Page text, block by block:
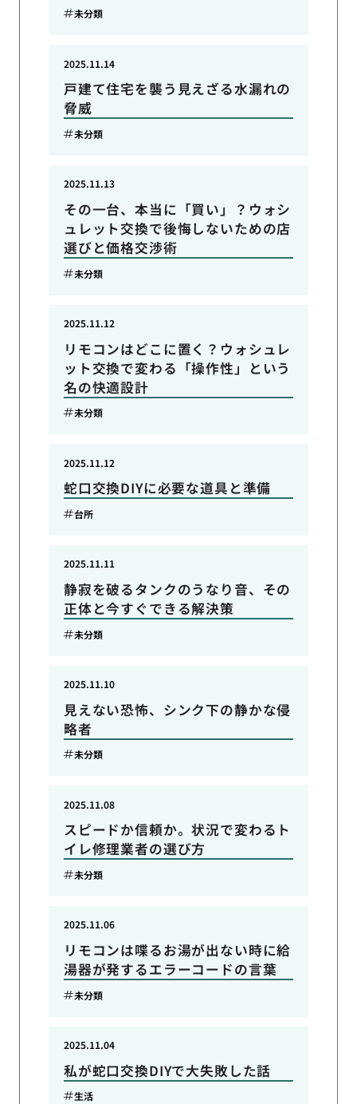
未分類
戸建て住宅を襲う見えざる水漏れの
脅威
2025.11.14
未分類
その一台、本当に「買い」？ウォシ
ュレット交換で後悔しないための店
選びと価格交渉術
2025.11.13
未分類
リモコンはどこに置く？ウォシュレ
ット交換で変わる「操作性」という
名の快適設計
2025.11.12
未分類
蛇口交換DIYに必要な道具と準備
2025.11.12
台所
静寂を破るタンクのうなり音、その
正体と今すぐできる解決策
2025.11.11
未分類
見えない恐怖、シンク下の静かな侵
略者
2025.11.10
未分類
スピードか信頼か。状況で変わるト
イレ修理業者の選び方
2025.11.08
未分類
リモコンは喋るお湯が出ない時に給
湯器が発するエラーコードの言葉
2025.11.06
未分類
私が蛇口交換DIYで大失敗した話
2025.11.04
生活